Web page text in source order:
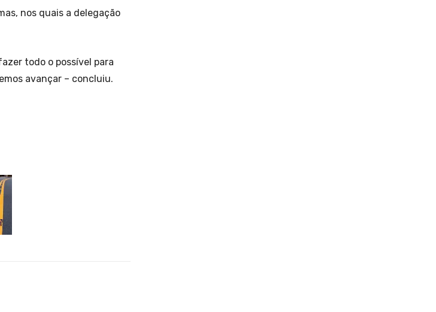
nos quais a delegação
todo o possível para
avançar – concluiu.